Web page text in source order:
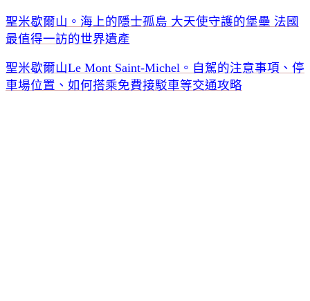
聖米歇爾山。海上的隱士孤島 大天使守護的堡壘 法國
最值得一訪的世界遺產
聖米歇爾山Le Mont Saint-Michel。自駕的注意事項、停
車場位置、如何搭乘免費接駁車等交通攻略